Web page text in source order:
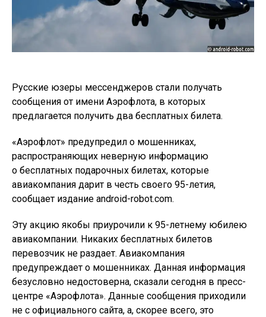
Русские юзеры мессенджеров стали получать
сообщения от имени Аэрофлота, в которых
предлагается получить два бесплатных билета.
«Аэрофлот» предупредил о мошенниках,
распространяющих неверную информацию
о бесплатных подарочных билетах, которые
авиакомпания дарит в честь своего 95-летия,
сообщает издание android-robot.com.
Эту акцию якобы приурочили к 95-летнему юбилею
авиакомпании. Никаких бесплатных билетов
перевозчик не раздает. Авиакомпания
предупреждает о мошенниках. Данная информация
безусловно недостоверна, сказали сегодня в пресс-
центре «Аэрофлота». Данные сообщения приходили
не с официального сайта, а, скорее всего, это